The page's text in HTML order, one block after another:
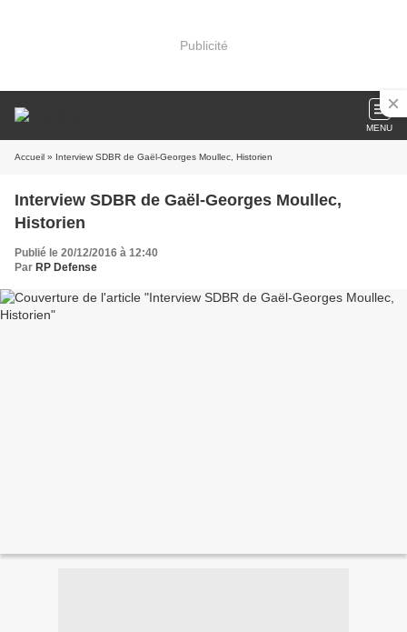
Publicité
MENU
Accueil » Interview SDBR de Gaël-Georges Moullec, Historien
Interview SDBR de Gaël-Georges Moullec,
Historien
Publié le 20/12/2016 à 12:40
Par RP Defense